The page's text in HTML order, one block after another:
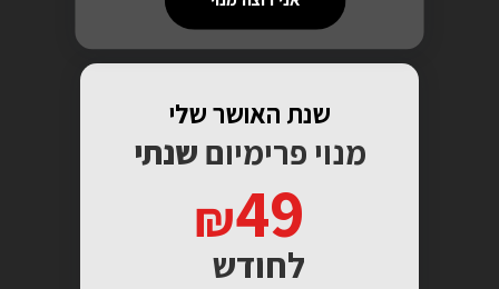
שנת האושר שלי
מנוי פרימיום שנתי
49
לחודש